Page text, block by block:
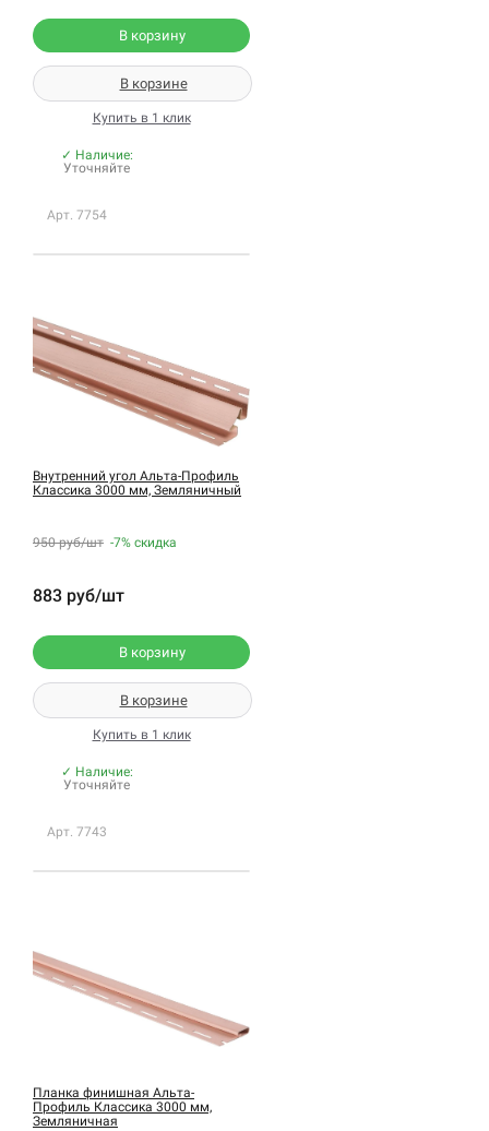
В корзину
В корзине
Купить в 1 клик
✓ Наличие:
Уточняйте
Арт. 7754
Внутренний угол Альта-Профиль
Классика 3000 мм, Земляничный
950 руб/шт -7% скидка
883 руб/шт
В корзину
В корзине
Купить в 1 клик
✓ Наличие:
Уточняйте
Арт. 7743
Планка финишная Альта-
Профиль Классика 3000 мм,
Земляничная